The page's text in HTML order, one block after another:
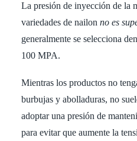
La presión de inyección de la
variedades de nailon no es
generalmente se selecciona
100 MPA.
Mientras los productos no
burbujas y abolladuras, no
adoptar una presión de
para evitar que aumente la